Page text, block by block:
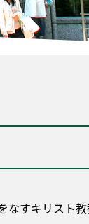
すキリスト